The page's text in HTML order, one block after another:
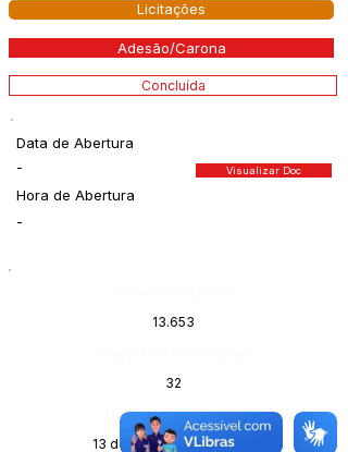
Licitações
Adesão/Carona
Concluída
Data de Abertura
-
Hora de Abertura
Visualizar Doc
-
13.653
32
Data da Publicação:
13 de novembro de 2023